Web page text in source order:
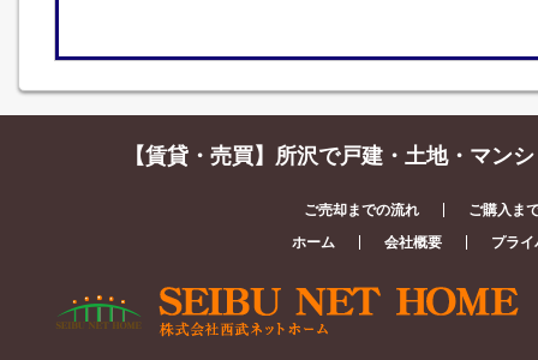
【賃貸・売買】所沢で戸建・土地・マン
ご売却までの流れ
ご購入ま
ホーム
会社概要 プラ